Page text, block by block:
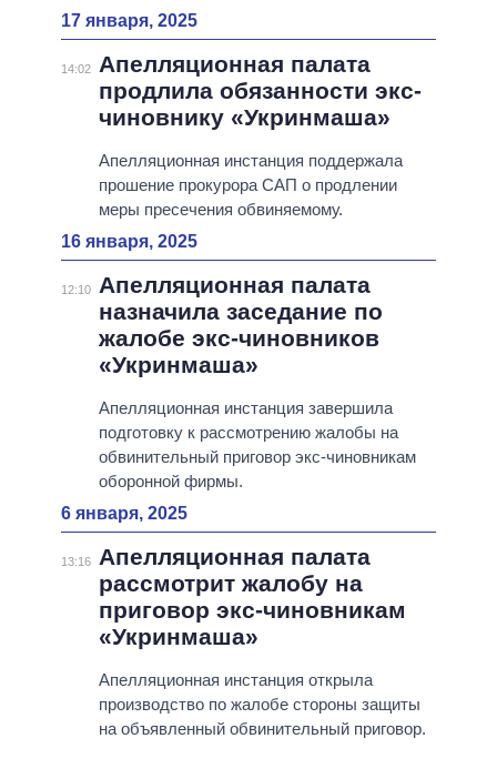
17 января, 2025
14:02
Апелляционная палата
продлила обязанности экс-
чиновнику «Укринмаша»
Апелляционная инстанция поддержала
прошение прокурора САП о продлении
меры пресечения обвиняемому.
16 января, 2025
12:10
Апелляционная палата
назначила заседание по
жалобе экс-чиновников
«Укринмаша»
Апелляционная инстанция завершила
подготовку к рассмотрению жалобы на
обвинительный приговор экс-чиновникам
оборонной фирмы.
6 января, 2025
13:16
Апелляционная палата
рассмотрит жалобу на
приговор экс-чиновникам
«Укринмаша»
Апелляционная инстанция открыла
производство по жалобе стороны защиты
на объявленный обвинительный приговор.